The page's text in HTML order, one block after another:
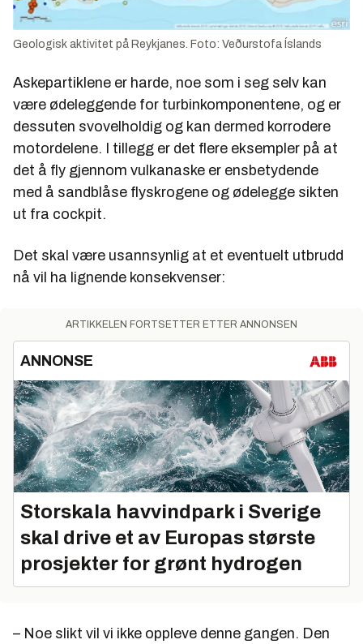
Geologisk aktivitet på Reykjanes. Foto: Veðurstofa Íslands
Askepartiklene er harde, noe som i seg selv kan
være ødeleggende for turbinkomponentene, og er
dessuten svovelholdig og kan dermed korrodere
motordelene. I tillegg er det flere eksempler på at
det å fly gjennom vulkanaske er ensbetydende
med å sandblåse flyskrogene og ødelegge sikten
ut fra cockpit.
Det skal være usannsynlig at et eventuelt utbrudd
nå vil ha lignende konsekvenser:
ARTIKKELEN FORTSETTER ETTER ANNONSEN
ANNONSE
Storskala havvindpark i Sverige
skal drive et av Europas største
prosjekter for grønt hydrogen
– Noe slikt vil vi ikke oppleve denne gangen. Den